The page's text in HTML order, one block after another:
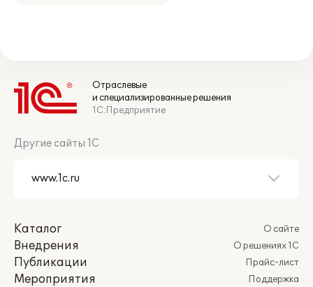
Отраслевые
и специализированные решения
1С:Предприятие
Другие сайты 1С
Каталог
Внедрения
Публикации
Мероприятия
О сайте
О решениях 1С
Прайс-лист
Поддержка